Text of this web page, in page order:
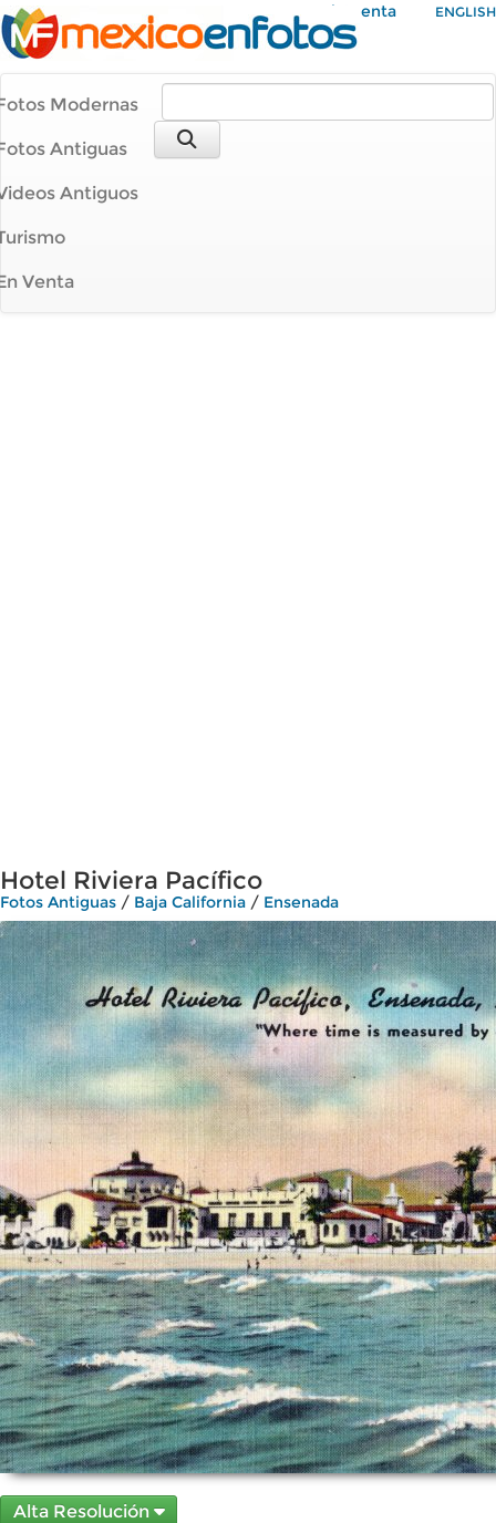
Mi Cuenta ENGLISH
Modernas
Antiguas
Antiguos
Venta
Hotel Riviera Pacífico
Fotos Antiguas / Baja California / Ensenada
Alta Resolución